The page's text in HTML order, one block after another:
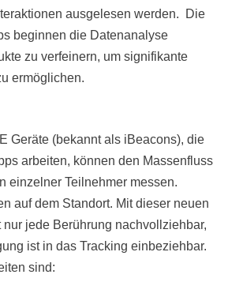
ausgelesen werden. Die
beginnen die Datenanalyse
zu verfeinern, um signifikante
ermöglichen.
Geräte (bekannt als iBeacons), die
arbeiten, können den Massenfluss
einzelner Teilnehmer messen.
auf dem Standort. Mit dieser neuen
jede Berührung nachvollziehbar,
ist in das Tracking einbeziehbar.
sind: